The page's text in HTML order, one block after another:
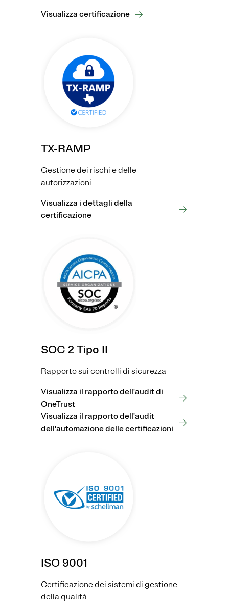
Visualizza certificazione
TX-RAMP
Gestione dei rischi e delle
autorizzazioni
Visualizza i dettagli della
certificazione
SOC 2 Tipo II
Rapporto sui controlli di sicurezza
Visualizza il rapporto dell'audit di
OneTrust
Visualizza il rapporto dell'audit
dell'automazione delle certificazioni
ISO 9001
Certificazione dei sistemi di gestione
della qualità